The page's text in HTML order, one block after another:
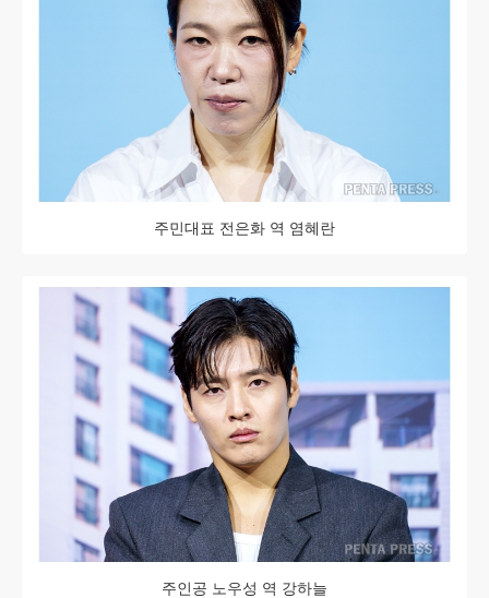
주민대표 전은화 역 염혜란
주인공 노우성 역 강하늘